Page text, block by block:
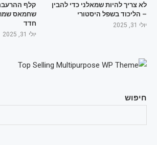
חיפוש
לא צריך להיות שמאלני כדי להבין
– הליכוד בשפל היסטורי
יולי 31, 2025
קלף
שחמאס שמר
חדד
יולי 31, 2025